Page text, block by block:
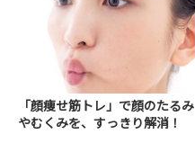
「顔痩せ筋トレ」で顔のたるみ
やむくみを、すっきり解消！